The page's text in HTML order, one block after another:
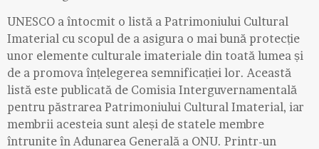
UNESCO a întocmit o listă a Patrimoniului Cultural
Imaterial cu scopul de a asigura o mai bună protecție
unor elemente culturale imateriale din toată lumea și
de a promova înțelegerea semnificației lor. Această
listă este publicată de Comisia Interguvernamentală
pentru păstrarea Patrimoniului Cultural Imaterial, iar
membrii acesteia sunt aleși de statele membre
întrunite în Adunarea Generală a ONU. Printr-un